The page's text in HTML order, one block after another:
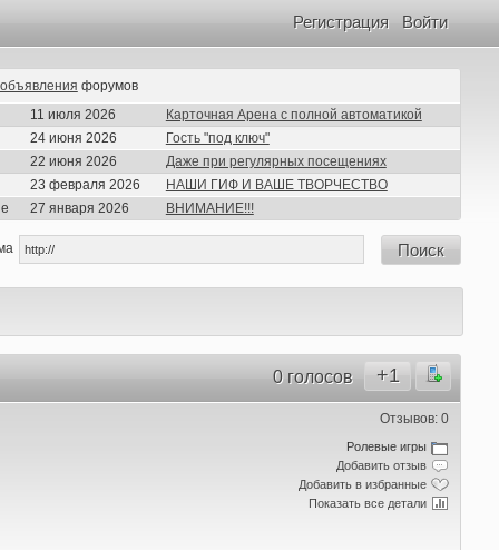
Войти
Регистрация
объявления форумов
11 июля 2026
Карточная Арена с полной автоматикой
24 июня 2026
Гость "под ключ"
22 июня 2026
Даже при регулярных посещениях
23 февраля 2026
НАШИ ГИФ И ВАШЕ ТВОРЧЕСТВО
27 января 2026 ВНИМАНИЕ!!!
Поиск
+1
0 голосов
Отзывов: 0
Ролевые игры
Добавить отзыв
Добавить в избранные
Показать все детали